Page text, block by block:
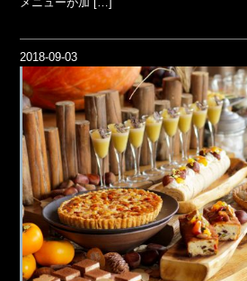
2018-09-03